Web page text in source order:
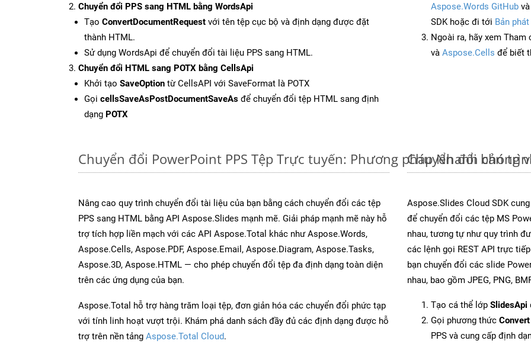
Chuyển đổi PPS sang HTML bằng WordsApi
Tạo ConvertDocumentRequest với tên tệp cục bộ và định dạng được đặt
thành HTML.
Sử dụng WordsApi để chuyển đổi tài liệu PPS sang HTML.
Chuyển đổi HTML sang POTX bằng CellsApi
Khởi tạo SaveOption từ CellsAPI với SaveFormat là POTX
Gọi cellsSaveAsPostDocumentSaveAs để chuyển đổi tệp HTML sang định
dạng POTX
Aspose.Words GitHub và
SDK hoặc đi tới Bản
Ngoài ra, hãy xem Tham
và Aspose.Cells để biết
Chuyển đổi PowerPoint PPS Tệp Trực tuyến: Phương pháp Nhanh chóng
Nâng cao quy trình chuyển đổi tài liệu của bạn bằng cách chuyển đổi các tệp
PPS sang HTML bằng API Aspose.Slides mạnh mẽ. Giải pháp mạnh mẽ này hỗ
trợ tích hợp liền mạch với các API Aspose.Total khác như Aspose.Words,
Aspose.Cells, Aspose.PDF, Aspose.Email, Aspose.Diagram, Aspose.Tasks,
Aspose.3D, Aspose.HTML — cho phép chuyển đổi tệp đa định dạng toàn diện
trên các ứng dụng của bạn.
Aspose.Total hỗ trợ hàng trăm loại tệp, đơn giản hóa các chuyển đổi phức tạp
với tính linh hoạt vượt trội. Khám phá danh sách đầy đủ các định dạng được hỗ
trợ trên nền tảng Aspose.Total Cloud.
Chuyển đổi bản
Aspose.Slides Cloud SDK
để chuyển đổi các tệp MS
nhau, tương tự như quy trình
các lệnh gọi REST API trực
bạn chuyển đổi các slide
nhau, bao gồm JPEG, PNG,
Tạo cá thể lớp SlidesApi
Gọi phương thức Convert
PPS và cung cấp định